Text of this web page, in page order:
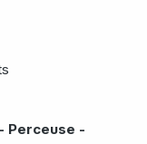
Perceuse -